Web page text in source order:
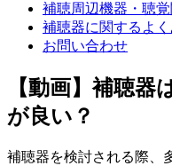
補聴周辺機器・聴
補聴器に関するよ
お問い合わせ
【動画】補聴器
が良い？
補聴器を検討される際、